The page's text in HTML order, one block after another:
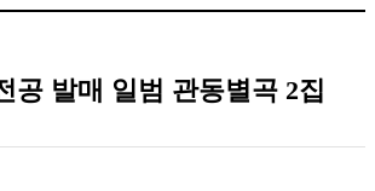
공 발매 일범 관동별곡 2집